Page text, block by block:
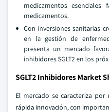
medicamentos
medicamentos.
Con inversiones sanitarias
en la gestión de
presenta un mercado
inhibidores SGLT2 en los
SGLT2 Inhibidores Market
El mercado se caracteriza
rápida innovación, con